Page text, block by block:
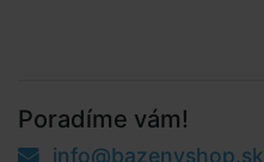
Poradíme vám!
info@bazenyshop.sk